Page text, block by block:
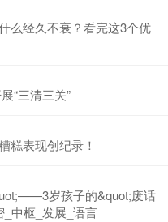
么经久不衰？看完这3个优
“三清三关”
糕表现创纪录！
岁孩子的&quot;废话
中枢_发展_语言